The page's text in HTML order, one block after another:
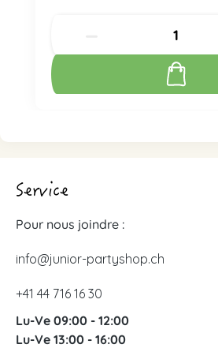
Service
Pour nous joindre :
info@junior-partyshop.ch
+41 44 716 16 30
Lu-Ve 09:00 - 12:00
Lu-Ve 13:00 - 16:00